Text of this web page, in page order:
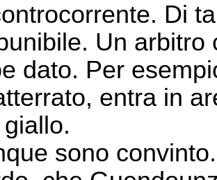
Di
Un
dato. Per
entra in
sono